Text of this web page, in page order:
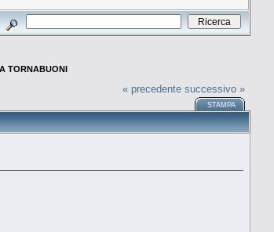
TORNABUONI
« precedente successivo »
STAMPA